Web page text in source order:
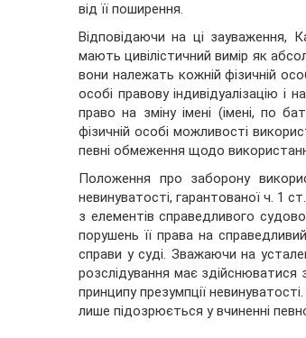
від її поширення.
Відповідаючи на ці зауваження,
мають цивілістичний вимір як
вони належать кожній фізичній
особі правову індивідуалізацію і
право на зміну імені (імені, по
фізичній особі можливості
певні обмеження щодо
Положення про заборону
невинуватості, гарантованої ч. 1
з елементів справедливого
порушень її права на
справи у суді. Зважаючи на
розслідування має
принципу презумпції
лише підозрюється у вчиненні